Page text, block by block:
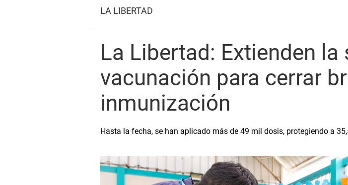
LA LIBERTAD
La Libertad: Extienden la
vacunación para cerrar
inmunización
Hasta la fecha, se han aplicado más de 49 mil dosis, protegiendo a